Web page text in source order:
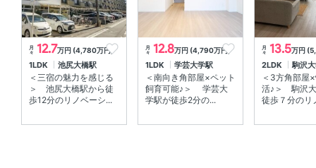
月
々 12.7万円 (4,780万円)
1LDK 池尻大橋駅
＜三宿の魅力を感じる
＞ 池尻大橋駅から徒
歩12分のリノベーシ...
月
々 12.8万円 (4,790万円)
1LDK 学芸大学駅
＜南向き角部屋×ペット
飼育可能♪＞ 学芸大
学駅が徒歩2分の...
月
々 13.5万円
2LDK 駒沢
＜3方角部屋
活♪＞ 駒沢
徒歩７分のリ